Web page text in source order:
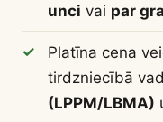
unci vai par
Platīna cena
tirdzniecībā
(LPPM/LBMA)